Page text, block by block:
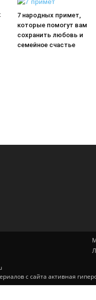
7 народных примет,
которые помогут вам
сохранить любовь и
семейное счастье
с сайта активная